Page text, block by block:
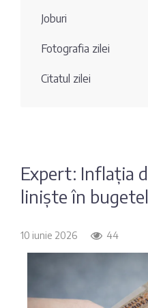
Joburi
Fotografia
Depozite
Energbank
Maib
Moldindconbank
întrebare?
Sondaj
Joburi
Fotografia zilei
Citatul zilei
Expert: Inflația
liniște în
10 iunie 2026 44